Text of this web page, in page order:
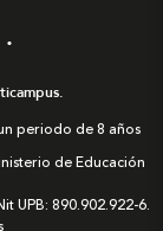
periodo de 8 años
de Educación
UPB: 890.902.922-6.